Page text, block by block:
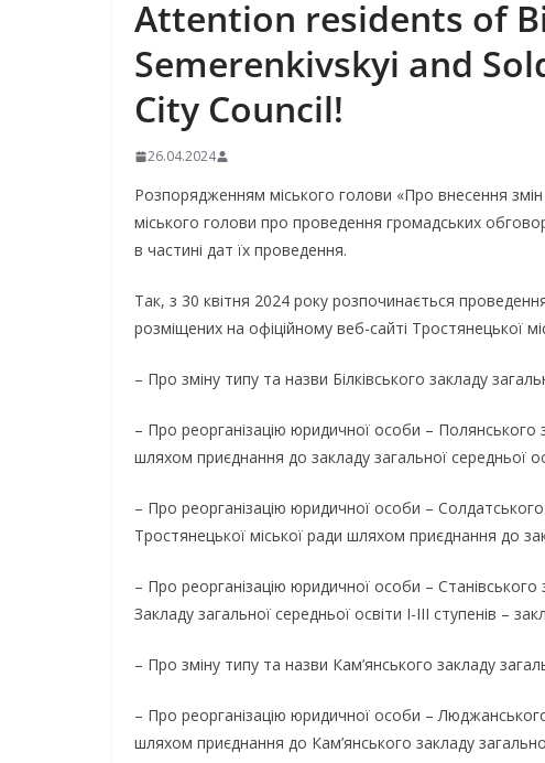
Attention residents of
Semerenkivskyi and
City Council!
26.04.2024
Розпорядженням міського голови «Про внесення
міського голови про проведення громадських
в частині дат їх проведення.
Так, з 30 квітня 2024 року розпочинається
розміщених на офіційному веб-сайті Тростянецької
– Про зміну типу та назви Білківського закладу
– Про реорганізацію юридичної особи – Полянського
шляхом приєднання до закладу загальної середньої
– Про реорганізацію юридичної особи – Солдатського
Тростянецької міської ради шляхом приєднання до
– Про реорганізацію юридичної особи – Станівського
Закладу загальної середньої освіти І-ІІІ ступенів –
– Про зміну типу та назви Кам’янського закладу
– Про реорганізацію юридичної особи – Люджанського
шляхом приєднання до Кам’янського закладу